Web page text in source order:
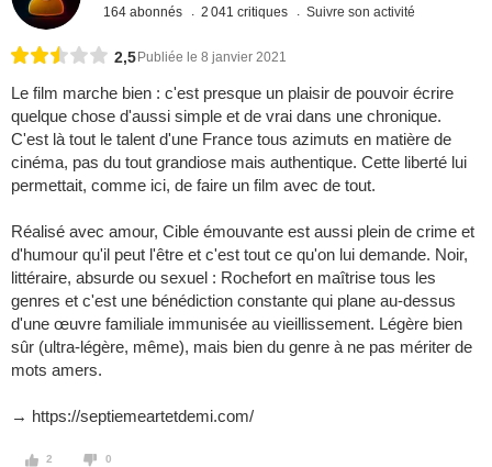
164 abonnés 2 041 critiques Suivre son activité
2,5 Publiée le 8 janvier 2021
Le film marche bien : c'est presque un plaisir de pouvoir écrire
quelque chose d'aussi simple et de vrai dans une chronique.
C'est là tout le talent d'une France tous azimuts en matière de
cinéma, pas du tout grandiose mais authentique. Cette liberté lui
permettait, comme ici, de faire un film avec de tout.
Réalisé avec amour, Cible émouvante est aussi plein de crime et
d'humour qu'il peut l'être et c'est tout ce qu'on lui demande. Noir,
littéraire, absurde ou sexuel : Rochefort en maîtrise tous les
genres et c'est une bénédiction constante qui plane au-dessus
d'une œuvre familiale immunisée au vieillissement. Légère bien
sûr (ultra-légère, même), mais bien du genre à ne pas mériter de
mots amers.
→ https://septiemeartetdemi.com/
2 0